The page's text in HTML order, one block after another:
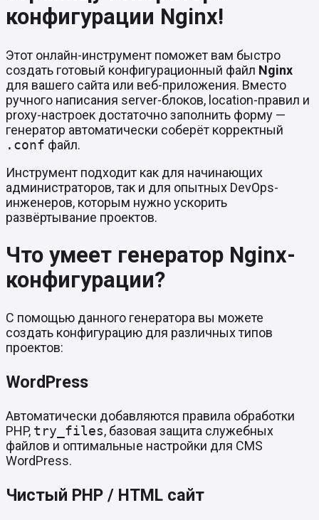
конфигурации Nginx!
Этот онлайн-инструмент поможет вам быстро
создать готовый конфигурационный файл Nginx
для вашего сайта или веб-приложения. Вместо
ручного написания server-блоков, location-правил и
proxy-настроек достаточно заполнить форму —
генератор автоматически соберёт корректный
.conf файл.
Инструмент подходит как для начинающих
администраторов, так и для опытных DevOps-
инженеров, которым нужно ускорить
развёртывание проектов.
Что умеет генератор Nginx-
конфигурации?
С помощью данного генератора вы можете
создать конфигурацию для различных типов
проектов:
WordPress
Автоматически добавляются правила обработки
PHP, try_files, базовая защита служебных
файлов и оптимальные настройки для CMS
WordPress.
Чистый PHP / HTML сайт